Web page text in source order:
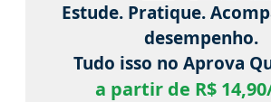
Estude. Pratique.
desempenho.
Tudo isso no Aprova
a partir de R$